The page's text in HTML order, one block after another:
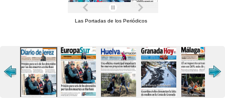
Las Portadas de los Periódicos